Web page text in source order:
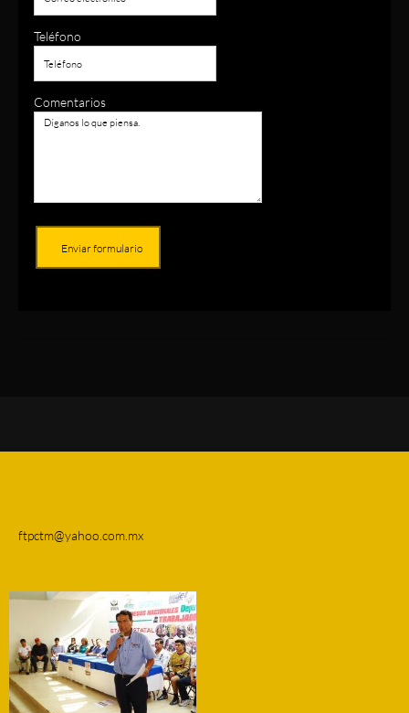
Teléfono
Comentarios
Enviar formulario
ftpctm@yahoo.com.mx